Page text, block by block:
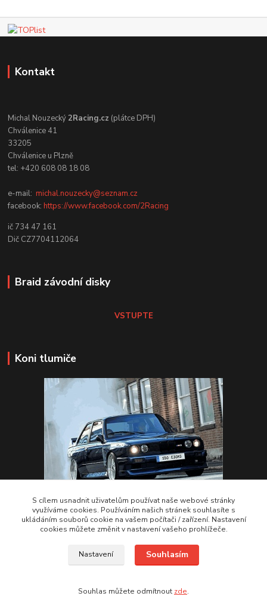
Kontakt
Michal Nouzecký2Racing.cz (plátce DPH)
Chválenice 41
33205
Chválenice u Plzně
tel: +420 608 08 18 08
e-mail:michal.nouzecky@seznam.cz
facebook:https://www.facebook.com/2Racing
ič 734 47 161
Dič CZ7704112064
Braid závodní disky
VSTUPTE
Koni tlumiče
VSTUPTE Koni tlumiče
by 2Racing.cz 2012-2026
S cílem usnadnit uživatelům používat naše webové stránky
využíváme cookies. Používáním našich stránek souhlasíte s
ukládáním souborů cookie na vašem počítači / zařízení. Nastavení
cookies můžete změnit v nastavení vašeho prohlížeče.
Nastavení Souhlasím
Souhlas můžete odmítnout zde.